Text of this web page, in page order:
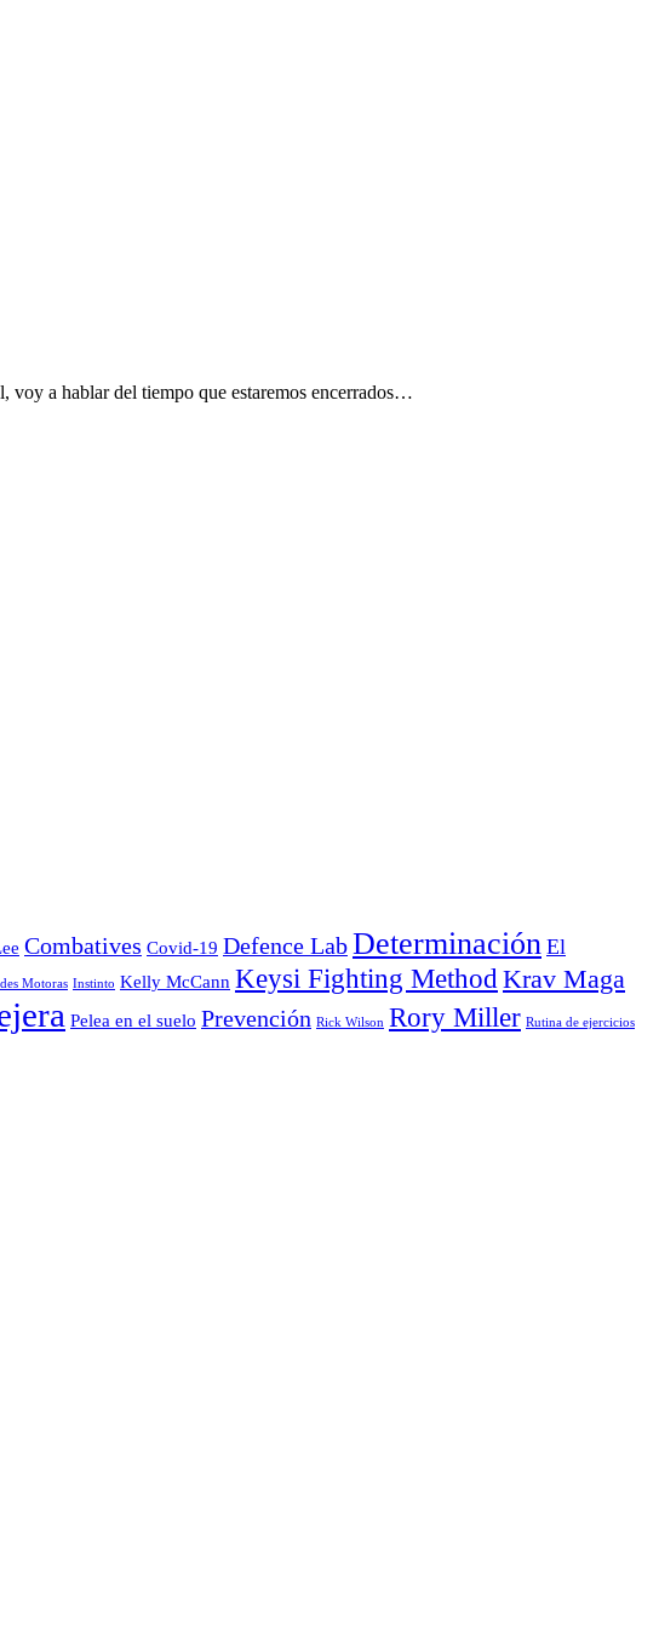
voy a hablar del tiempo que estaremos encerrados…
Combatives Covid-19 Defence LabDeterminación El
Motoras Instinto Kelly McCann Keysi Fighting Method Krav Maga
Pelea en el suelo Prevención Rick Wilson Rory Miller Rutina de ejercicios